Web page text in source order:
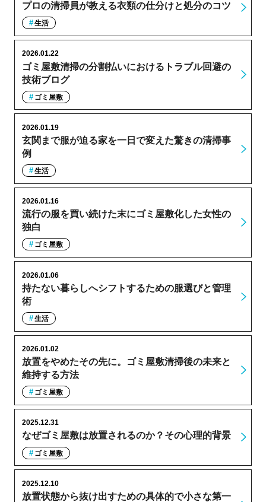
プロの清掃員が教える衣類の仕分けと処分のコツ
生活
ゴミ屋敷清掃の分割払いにおけるトラブル回避の
技術ブログ
2026.01.22
ゴミ屋敷
玄関まで服が迫る家を一日で変えた驚きの清掃事
例
2026.01.19
生活
流行の服を買い続けた末にゴミ屋敷化した女性の
独白
2026.01.16
ゴミ屋敷
持たない暮らしへシフトするための服選びと管理
術
2026.01.06
生活
放置をやめたその先に。ゴミ屋敷清掃後の未来と
維持する方法
2026.01.02
ゴミ屋敷
なぜゴミ屋敷は放置されるのか？その心理的背景
2025.12.31
ゴミ屋敷
放置状態から抜け出すための具体的で小さな第一
2025.12.10